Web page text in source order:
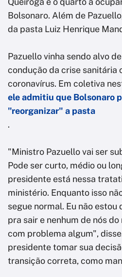
Bolsonaro. Além de
da pasta Luiz Henrique
Pazuello vinha sendo alvo
condução da crise sanitária
coronavírus. Em coletiva
ele admitiu que Bolsonaro
"reorganizar" a pasta
.
"Ministro Pazuello vai ser
Pode ser curto, médio ou
presidente está nessa
ministério. Enquanto isso
segue normal. Eu não estou
pra sair e nenhum de nós
com problema algum",
presidente tomar sua
transição correta, como